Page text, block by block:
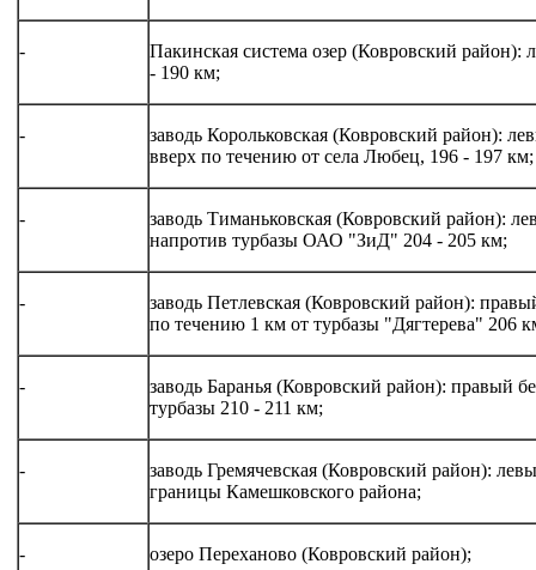
-
Пакинская система озер (Ковровский район):
- 190 км;
-
заводь Корольковская (Ковровский район):
вверх по течению от села Любец, 196 - 197 км;
-
заводь Тиманьковская (Ковровский район):
напротив турбазы ОАО "ЗиД" 204 - 205 км;
-
заводь Петлевская (Ковровский район):
по течению 1 км от турбазы "Дягтерева" 206
-
заводь Баранья (Ковровский район): правый
турбазы 210 - 211 км;
-
заводь Гремячевская (Ковровский район):
границы Камешковского района;
- озеро Переханово (Ковровский район);